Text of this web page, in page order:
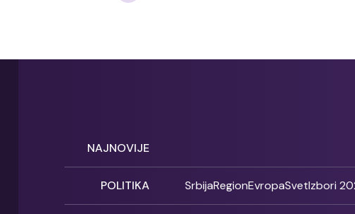
NAJNOVIJE
POLITIKA SrbijaRegionEvropaSvetIzbori